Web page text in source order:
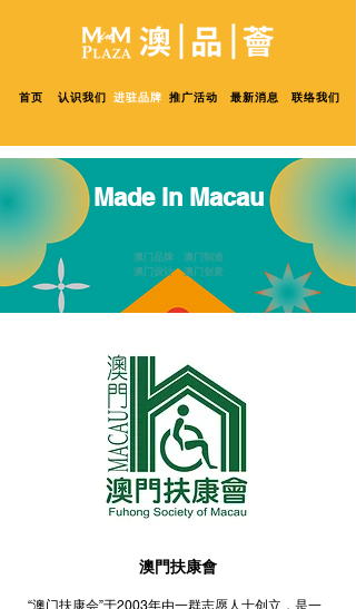
首页 认识我们 进驻品牌 推广活动 最新消息 联络我们
Made in Macau
澳门品牌 澳门制造
澳门设计 澳门创意
澳門扶康會
“澳门扶康会”于2003年由一群志愿人士创立，是一